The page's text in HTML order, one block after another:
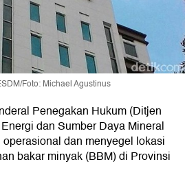
Foto: Michael Agustinus
Penegakan Hukum (Ditjen
dan Sumber Daya Mineral
dan menyegel lokasi
bakar minyak (BBM) di Provinsi